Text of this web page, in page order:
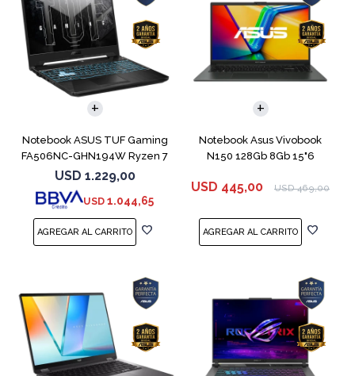
Notebook ASUS TUF Gaming
FA506NC-GHN194W Ryzen 7
7445HS 3050
USD 1.229,00
USD 1.044,65
COMPARAR
Notebook Asus Vivobook
N150 128Gb 8Gb 15"6
USD 445,00 USD 469,00
COMPARAR